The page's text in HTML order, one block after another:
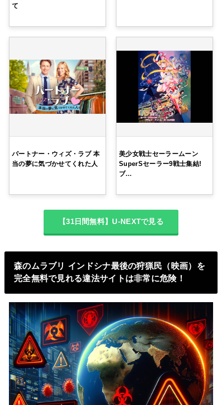
て
パートナー・ウィズ・ラブ 本
当の夢に気づかせてくれた人
美少女戦士セーラームーン
SuperSセーラー9戦士集結!
ブ…
【31日間無料】U-NEXTで見る
森のムラブリ インドシナ最後の狩猟民（映画）を
完全無料で見れる違法サイトは非常に危険！